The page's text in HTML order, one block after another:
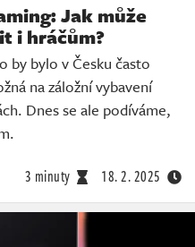
Jak může
i hráčům?
by bylo v Česku často
na záložní vybavení
Dnes se ale podíváme,
3 minuty 18. 2. 2025